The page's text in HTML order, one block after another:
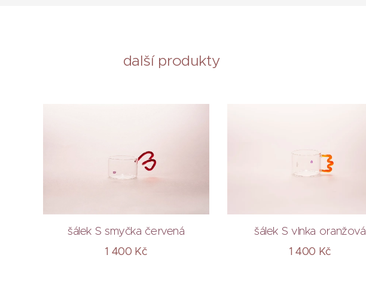
další produkty
šálek S smyčka červená
1 400 Kč
šálek S vlnka oranžová
1 400 Kč